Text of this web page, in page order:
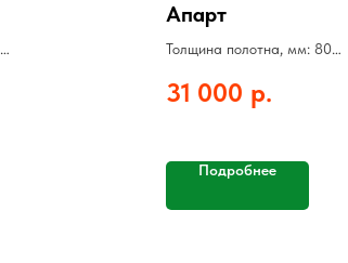
Апарт
Толщина полотна, мм: 80
Цвет: Рустик серый
31 000 р.
Подробнее